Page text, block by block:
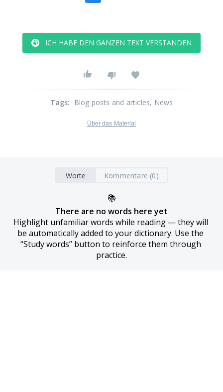
ICH HABE DEN GANZEN TEXT VERSTANDEN
Tags: Blog posts and articles, News
Über das Material
Worte Kommentare (0)
📚
There are no words here yet
Highlight unfamiliar words while reading — they will
be automatically added to your dictionary. Use the
“Study words” button to reinforce them through
practice.